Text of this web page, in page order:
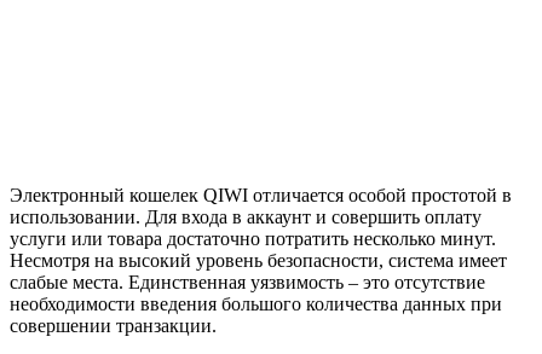
Электронный кошелек QIWI отличается особой простотой в
использовании. Для входа в аккаунт и совершить оплату
услуги или товара достаточно потратить несколько минут.
Несмотря на высокий уровень безопасности, система имеет
слабые места. Единственная уязвимость – это отсутствие
необходимости введения большого количества данных при
совершении транзакции.